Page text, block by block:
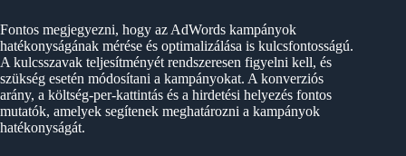
Fontos megjegyezni, hogy az AdWords kampányok
hatékonyságának mérése és optimalizálása is kulcsfontosságú.
A kulcsszavak teljesítményét rendszeresen figyelni kell, és
szükség esetén módosítani a kampányokat. A konverziós
arány, a költség-per-kattintás és a hirdetési helyezés fontos
mutatók, amelyek segítenek meghatározni a kampányok
hatékonyságát.